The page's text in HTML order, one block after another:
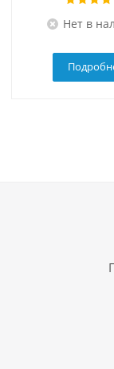
Нет в